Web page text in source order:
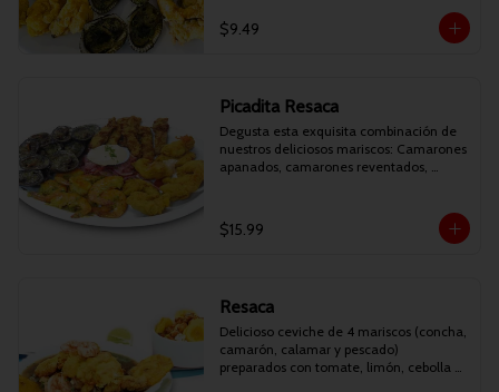
$9.49
Picadita Resaca
Degusta esta exquisita combinación de
nuestros deliciosos mariscos: Camarones
apanados, camarones reventados,
curtido.
$15.99
Resaca
Delicioso ceviche de 4 mariscos (concha,
camarón, calamar y pescado)
preparados con tomate, limón, cebolla y